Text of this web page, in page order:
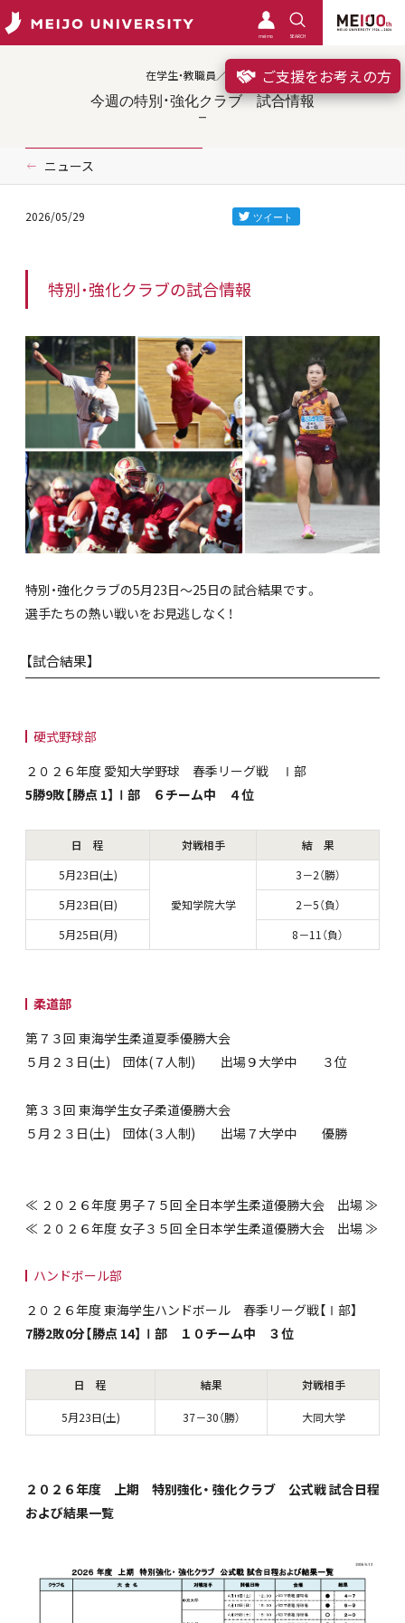
meimo SEARCH
ご支援をお考えの方
在学生・教職員／クラブ
今週の特別・強化クラブ 試合情報
ニュース
2026/05/29
特別・強化クラブの試合情報
特別・強化クラブの5月23日～25日の試合結果です。
選手たちの熱い戦いをお見逃しなく！
【試合結果】
硬式野球部
２０２６年度 愛知大学野球 春季リーグ戦 Ⅰ部
5勝9敗【勝点 1】 Ⅰ部 ６チーム中 ４位
日 程 対戦相手
結 果
5月23日(土)
愛知学院大学
3－2（勝）
5月23日(日)
2－5（負）
5月25日(月)
8－11（負）
柔道部
第７３回 東海学生柔道夏季優勝大会
５月２３日(土) 団体(７人制) 出場９大学中 ３位
第３３回 東海学生女子柔道優勝大会
５月２３日(土) 団体(３人制) 出場７大学中 優勝
≪ ２０２６年度 男子７５回 全日本学生柔道優勝大会 出場 ≫
≪ ２０２６年度 女子３５回 全日本学生柔道優勝大会 出場 ≫
ハンドボール部
２０２６年度 東海学生ハンドボール 春季リーグ戦【Ⅰ部】
7勝2敗0分【勝点 14】 Ⅰ部 １０チーム中 ３位
日 程 結果
対戦相手
5月23日(土)
37－30（勝） 大同大学
２０２６年度 上期 特別強化・ 強化クラブ 公式戦 試合日程
および結果一覧